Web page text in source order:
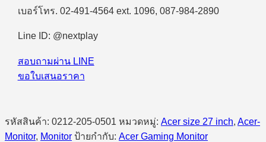
เบอร์โทร. 02-491-4564 ext. 1096, 087-984-2890
Line ID: @nextplay
สอบถามผ่าน LINE
ขอใบเสนอราคา
รหัสสินค้า: 0212-205-0501 หมวดหมู่: Acer size 27 inch, Acer-
Monitor, Monitor ป้ายกำกับ: Acer Gaming Monitor